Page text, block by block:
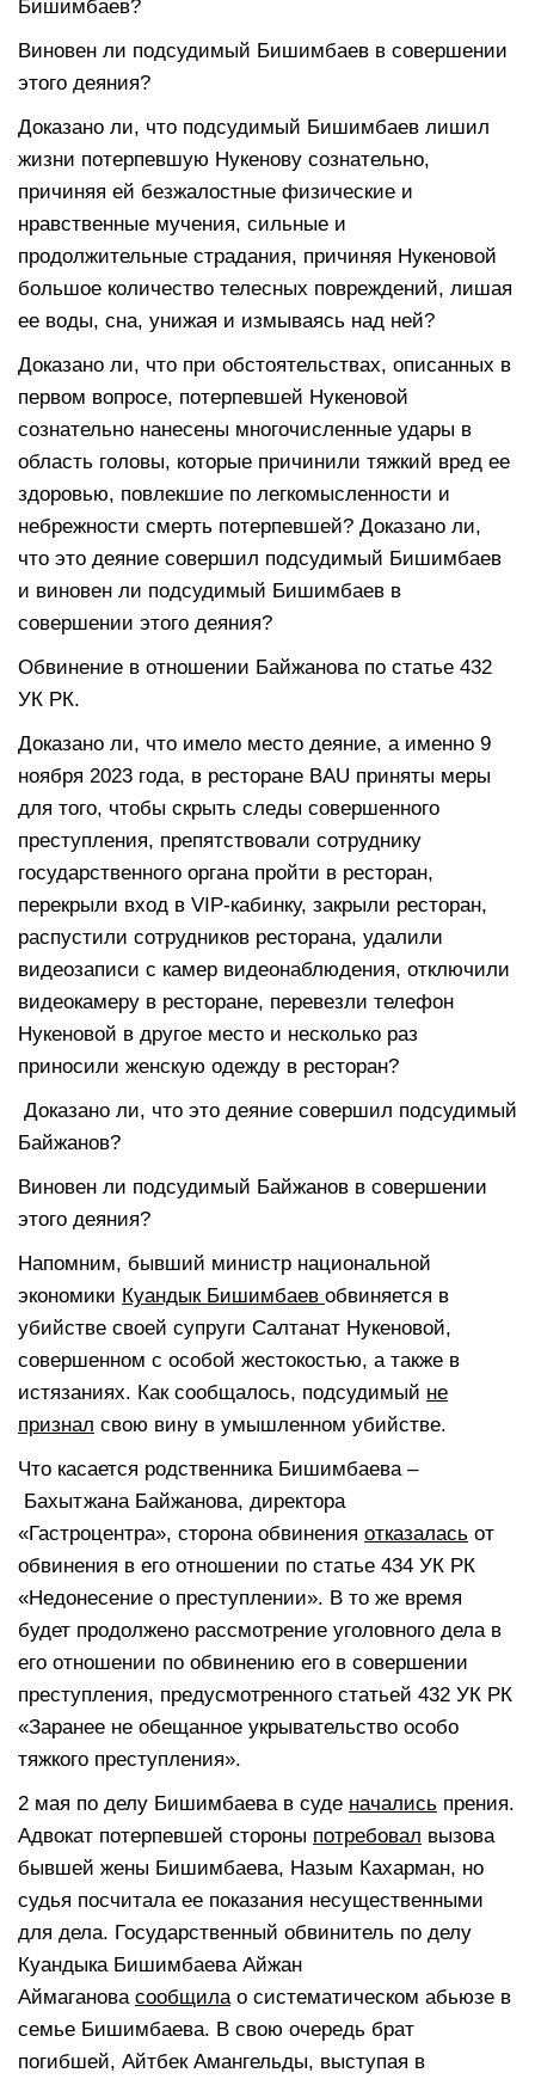
Бишимбаев?
Виновен ли подсудимый Бишимбаев в совершении
этого деяния?
Доказано ли, что подсудимый Бишимбаев лишил
жизни потерпевшую Нукенову сознательно,
причиняя ей безжалостные физические и
нравственные мучения, сильные и
продолжительные страдания, причиняя Нукеновой
большое количество телесных повреждений, лишая
ее воды, сна, унижая и измываясь над ней?
Доказано ли, что при обстоятельствах, описанных в
первом вопросе, потерпевшей Нукеновой
сознательно нанесены многочисленные удары в
область головы, которые причинили тяжкий вред ее
здоровью, повлекшие по легкомысленности и
небрежности смерть потерпевшей? Доказано ли,
что это деяние совершил подсудимый Бишимбаев
и виновен ли подсудимый Бишимбаев в
совершении этого деяния?
Обвинение в отношении Байжанова по статье 432
УК РК.
Доказано ли, что имело место деяние, а именно 9
ноября 2023 года, в ресторане BAU приняты меры
для того, чтобы скрыть следы совершенного
преступления, препятствовали сотруднику
государственного органа пройти в ресторан,
перекрыли вход в VIP-кабинку, закрыли ресторан,
распустили сотрудников ресторана, удалили
видеозаписи с камер видеонаблюдения, отключили
видеокамеру в ресторане, перевезли телефон
Нукеновой в другое место и несколько раз
приносили женскую одежду в ресторан?
Доказано ли, что это деяние совершил подсудимый
Байжанов?
Виновен ли подсудимый Байжанов в совершении
этого деяния?
Напомним, бывший министр национальной
экономики Куандык Бишимбаев обвиняется в
убийстве своей супруги Салтанат Нукеновой,
совершенном с особой жестокостью, а также в
истязаниях. Как сообщалось, подсудимый не
признал свою вину в умышленном убийстве.
Что касается родственника Бишимбаева –
Бахытжана Байжанова, директора
«Гастроцентра», сторона обвинения отказалась от
обвинения в его отношении по статье 434 УК РК
«Недонесение о преступлении». В то же время
будет продолжено рассмотрение уголовного дела в
его отношении по обвинению его в совершении
преступления, предусмотренного статьей 432 УК РК
«Заранее не обещанное укрывательство особо
тяжкого преступления».
2 мая по делу Бишимбаева в суде начались прения.
Адвокат потерпевшей стороны потребовал вызова
бывшей жены Бишимбаева, Назым Кахарман, но
судья посчитала ее показания несущественными
для дела. Государственный обвинитель по делу
Куандыка Бишимбаева Айжан
Аймаганова сообщила о систематическом абьюзе в
семье Бишимбаева. В свою очередь брат
погибшей, Айтбек Амангельды, выступая в